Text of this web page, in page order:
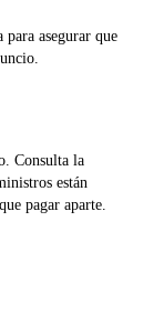
para asegurar que
Consulta la
están
pagar aparte.